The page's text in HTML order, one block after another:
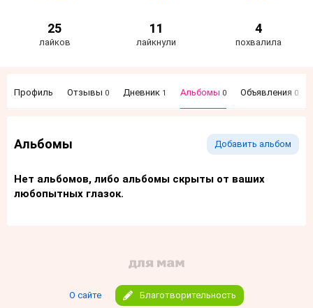
25
лайков
11
лайкнули
4
похвалила
Профиль Отзывы 0 Дневник 1 Альбомы 0 Объявления 0
Альбомы Добавить альбом
Нет альбомов, либо альбомы скрыты от ваших
любопытных глазок.
О сайте Благотворительность